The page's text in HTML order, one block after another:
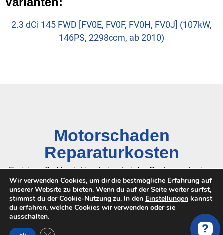
2.3 dCi 145 FWD [FV0E, FV0F, FV0H, FV0J] (107kW,
146PS, 2298ccm, ab 2010)
Motorschaden
Reparaturkosten
Es istgroße Vorsichtgeboten beider Suche nach einer
Motor Werkstatt im Internet. Der Motoren Markt ist sehr
anfällig für Betrug & Pfusch.Mehr erfahren…
Motorschaden RENAULT MASTER
Wir verwenden Cookies, um dir die bestmögliche Erfahrung auf
unserer Website zu bieten. Wenn du auf der Seite weiter surfst,
stimmst du der Cookie-Nutzung zu. In den Einstellungen kannst
du erfahren, welche Cookies wir verwenden oder sie
ausschalten.
GDPR Cookie-Banner schließen